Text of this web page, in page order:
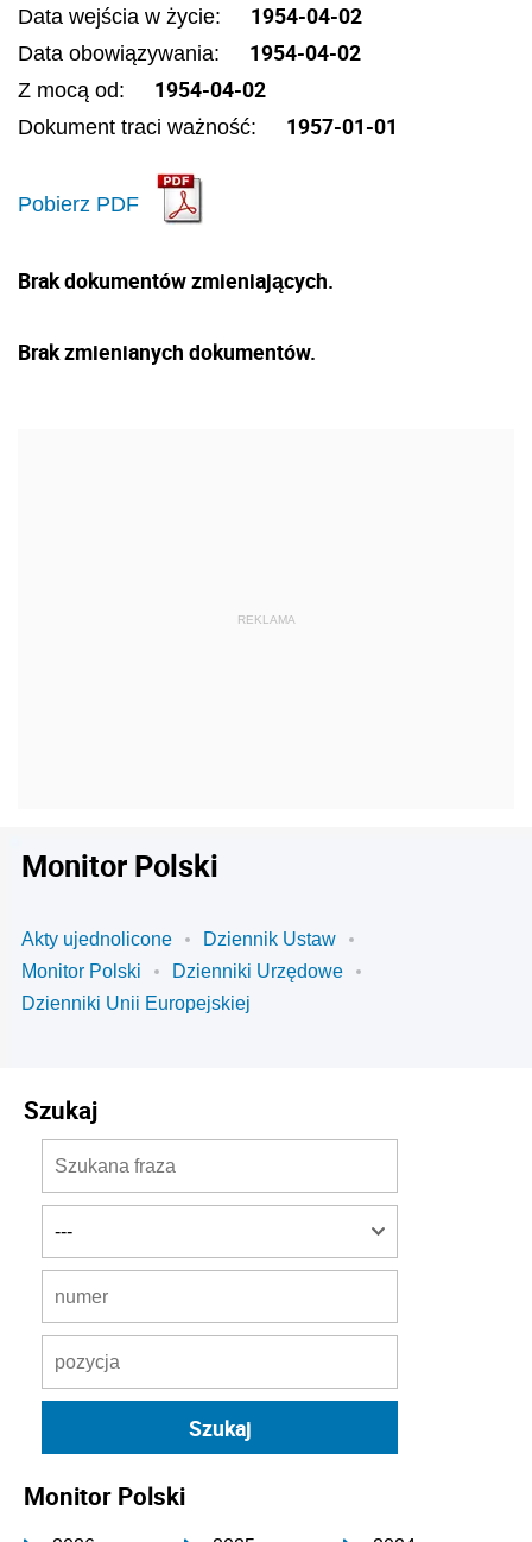
Data wejścia w życie: 1954-04-02
Data obowiązywania: 1954-04-02
Z mocą od: 1954-04-02
Dokument traci ważność: 1957-01-01
Pobierz PDF
Brak dokumentów zmieniających.
Brak zmienianych dokumentów.
Monitor Polski
Akty ujednolicone
Dziennik Ustaw
Monitor Polski
Dzienniki Urzędowe
Dzienniki Unii Europejskiej
Szukaj
Monitor Polski